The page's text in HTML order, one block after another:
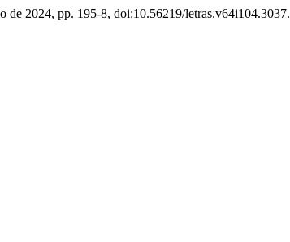
de 2024, pp. 195-8, doi:10.56219/letras.v64i104.3037.